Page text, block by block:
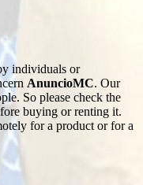
individuals or
AnuncioMC. Our
So please check the
buying or renting it.
for a product or for a